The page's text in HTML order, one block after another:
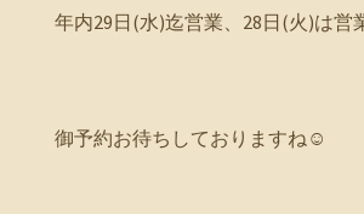
年内29日(水)迄営業、28日(火)は営
御予約お待ちしておりますね☺️